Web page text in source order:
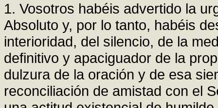
1. Vosotros habéis advertido la
Absoluto y, por lo tanto, habéis
interioridad, del silencio, de la
definitivo y apaciguador de la
dulzura de la oración y de esa
reconciliación de amistad con el